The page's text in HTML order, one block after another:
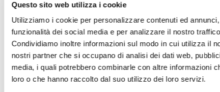
Questo sito web utilizza i cookie
Utilizziamo i cookie per personalizzare contenuti ed
funzionalità dei social media e per analizzare il nostro
Condividiamo inoltre informazioni sul modo in cui utilizza il
nostri partner che si occupano di analisi dei dati web,
media, i quali potrebbero combinarle con altre informazioni
loro o che hanno raccolto dal suo utilizzo dei loro servizi.
DOCUMENTI ALLEGATI
Pompa ad Ingranaggi
Corpi in lega di alluminio e ghisa per alta pressione.
Connessioni per tubi, in linea con gli standard di mercato